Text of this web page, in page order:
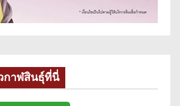
กาฬสินธุ์ที่นี่